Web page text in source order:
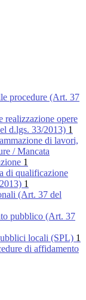
procedure (Art. 37
realizzazione opere
d.lgs. 33/2013) 1
di lavori,
/ Mancata
1
di qualificazione
1
(Art. 37 del
pubblico (Art. 37
locali (SPL) 1
di affidamento